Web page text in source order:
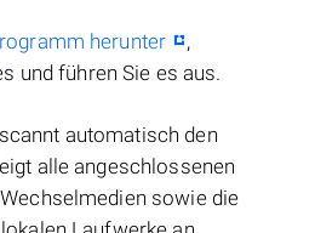
herunter
,
und führen Sie es aus.
automatisch den
alle angeschlossenen
sowie die